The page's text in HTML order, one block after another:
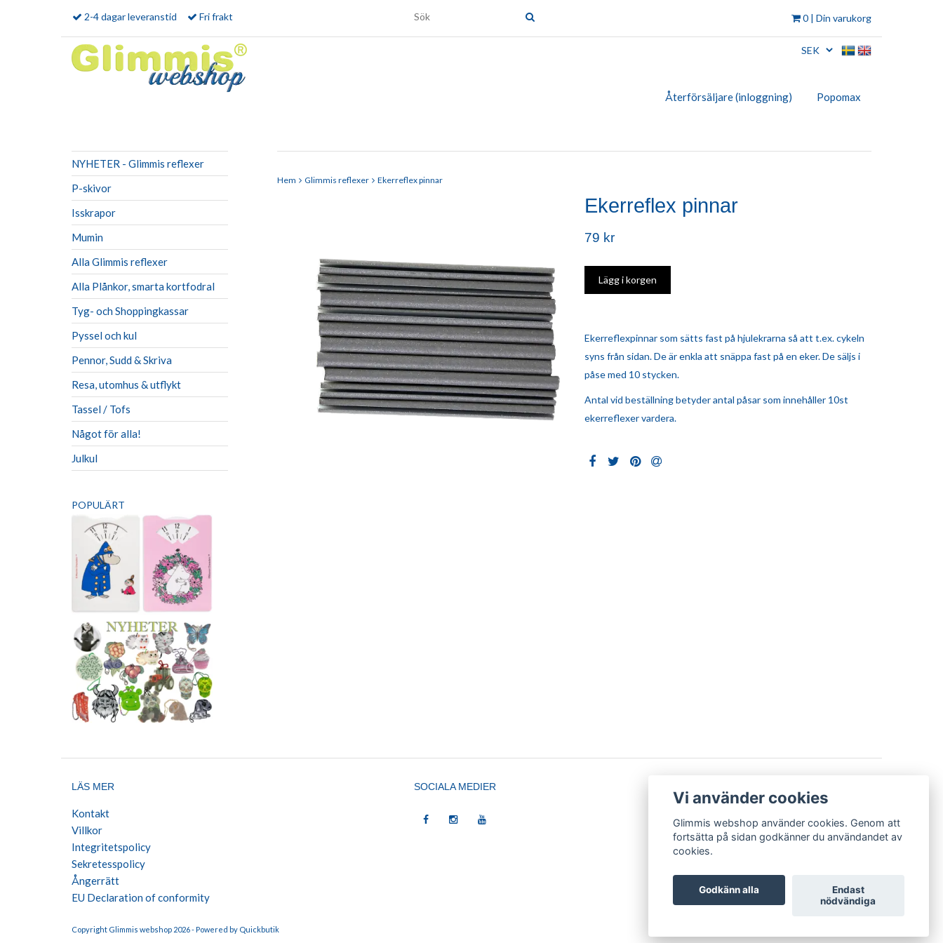
0 | Din varukorg
2-4 dagar leveranstid Fri frakt
Återförsäljare (inloggning) Popomax
NYHETER - Glimmis reflexer
P-skivor
Isskrapor
Mumin
Alla Glimmis reflexer
Alla Plånkor, smarta kortfodral
Tyg- och Shoppingkassar
Pyssel och kul
Pennor, Sudd & Skriva
Resa, utomhus & utflykt
Tassel / Tofs
Något för alla!
Julkul
POPULÄRT
Hem Glimmis reflexer Ekerreflex pinnar
Ekerreflex pinnar
79 kr
Ekerreflexpinnar som sätts fast på hjulekrarna så att t.ex. cykeln
syns från sidan. De är enkla att snäppa fast på en eker. De säljs i
påse med 10 stycken.
Antal vid beställning betyder antal påsar som innehåller 10st
ekerreflexer vardera.
LÄS MER
Kontakt
Villkor
Integritetspolicy
Sekretesspolicy
Ångerrätt
EU Declaration of conformity
SOCIALA MEDIER
Copyright Glimmis webshop 2026 -Powered by Quickbutik
Vi använder cookies
Glimmis webshop använder cookies. Genom att
fortsätta på sidan godkänner du användandet av
cookies.
Godkänn alla
Endast
nödvändiga